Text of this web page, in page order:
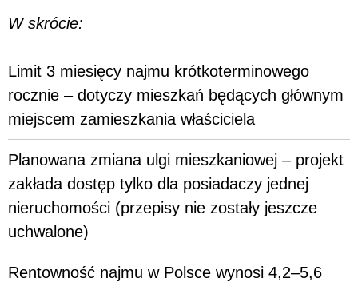
W skrócie:
Limit 3 miesięcy najmu krótkoterminowego
rocznie – dotyczy mieszkań będących głównym
miejscem zamieszkania właściciela
Planowana zmiana ulgi mieszkaniowej – projekt
zakłada dostęp tylko dla posiadaczy jednej
nieruchomości (przepisy nie zostały jeszcze
uchwalone)
Rentowność najmu w Polsce wynosi 4,2–5,6